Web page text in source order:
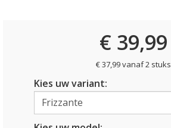
€ 39,99
€ 37,99 vanaf 2 stuks
Kies uw variant: